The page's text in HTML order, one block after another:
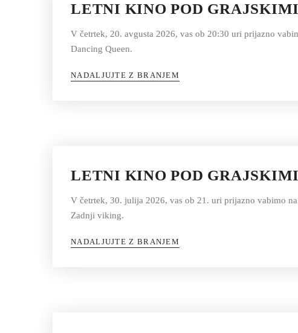
LETNI KINO POD
V četrtek, 20. avgusta 2026, vas ob 20:30 uri prijazno
Dancing Queen.
NADALJUJTE Z BRANJEM
LETNI KINO POD
V četrtek, 30. julija 2026, vas ob 21. uri prijazno vabimo
Zadnji viking.
NADALJUJTE Z BRANJEM